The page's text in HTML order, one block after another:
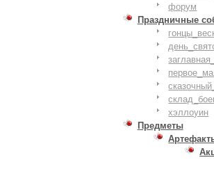
форум
Праздничные
хэллоуин
Предметы